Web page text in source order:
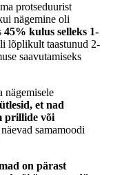
protseduurist
nägemine oli
45% kulus selleks 1-
lõplikult taastunud 2-
saavutamiseks
nägemisele
et nad
prillide või
samamoodi
on pärast